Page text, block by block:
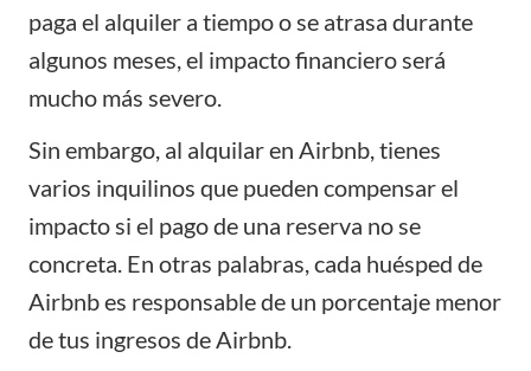
paga el alquiler a tiempo o se atrasa durante
algunos meses, el impacto financiero será
mucho más severo.
Sin embargo, al alquilar en Airbnb, tienes
varios inquilinos que pueden compensar el
impacto si el pago de una reserva no se
concreta. En otras palabras, cada huésped de
Airbnb es responsable de un porcentaje menor
de tus ingresos de Airbnb.